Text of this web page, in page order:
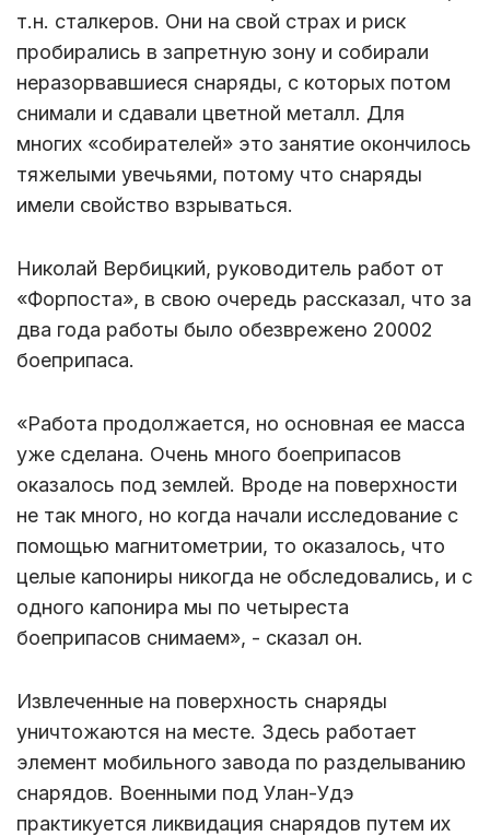
т.н. сталкеров. Они на свой страх и риск
пробирались в запретную зону и собирали
неразорвавшиеся снаряды, с которых потом
снимали и сдавали цветной металл. Для
многих «собирателей» это занятие окончилось
тяжелыми увечьями, потому что снаряды
имели свойство взрываться.
Николай Вербицкий, руководитель работ от
«Форпоста», в свою очередь рассказал, что за
два года работы было обезврежено 20002
боеприпаса.
«Работа продолжается, но основная ее масса
уже сделана. Очень много боеприпасов
оказалось под землей. Вроде на поверхности
не так много, но когда начали исследование с
помощью магнитометрии, то оказалось, что
целые капониры никогда не обследовались, и с
одного капонира мы по четыреста
боеприпасов снимаем», - сказал он.
Извлеченные на поверхность снаряды
уничтожаются на месте. Здесь работает
элемент мобильного завода по разделыванию
снарядов. Военными под Улан-Удэ
практикуется ликвидация снарядов путем их